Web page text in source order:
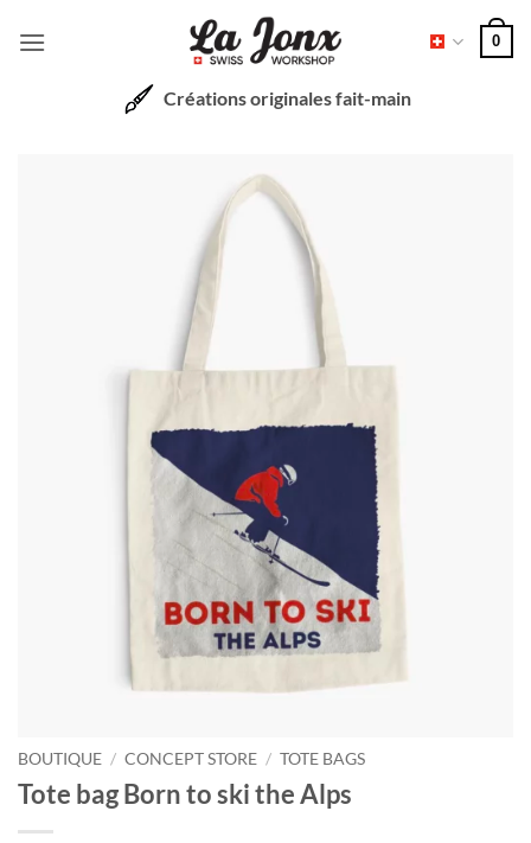
0
Créations originales fait-main
BOUTIQUE / CONCEPT STORE / TOTE BAGS
Tote bag Born to ski the Alps